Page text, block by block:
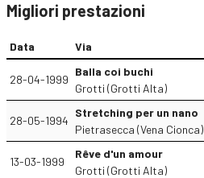
Migliori prestazioni
Data Via
28-04-1999
Balla coi buchi
Grotti (Grotti Alta)
28-05-1994
Stretching per un nano
Pietrasecca (Vena Cionca)
13-03-1999
Rêve d'un amour
Grotti (Grotti Alta)